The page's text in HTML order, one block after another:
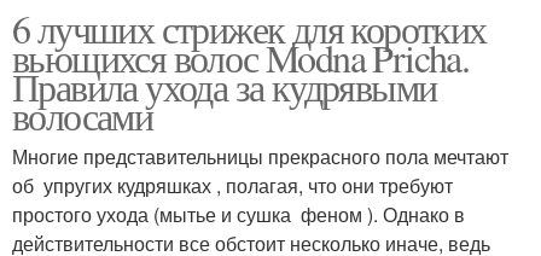
6 лучших стрижек для коротких
вьющихся волос Modna Pricha.
Правила ухода за кудрявыми
волосами
Многие представительницы прекрасного пола мечтают
об упругих кудряшках , полагая, что они требуют
простого ухода (мытье и сушка феном ). Однако в
действительности все обстоит несколько иначе, ведь